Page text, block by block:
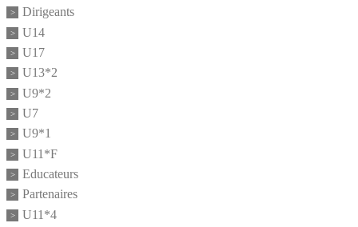
Dirigeants
U14
U17
U13*2
U9*2
U7
U9*1
U11*F
Educateurs
Partenaires
U11*4